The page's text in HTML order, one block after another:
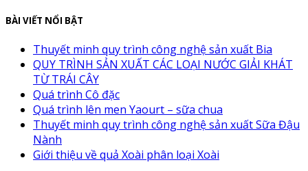
BÀI VIẾT NỔI BẬT
Thuyết minh quy trình công nghệ sản xuất Bia
QUY TRÌNH SẢN XUẤT CÁC LOẠI NƯỚC GIẢI KHÁT
TỪ TRÁI CÂY
Quá trình Cô đặc
Quá trình lên men Yaourt – sữa chua
Thuyết minh quy trình công nghệ sản xuất Sữa Đậu
Nành
Giới thiệu về quả Xoài phân loại Xoài